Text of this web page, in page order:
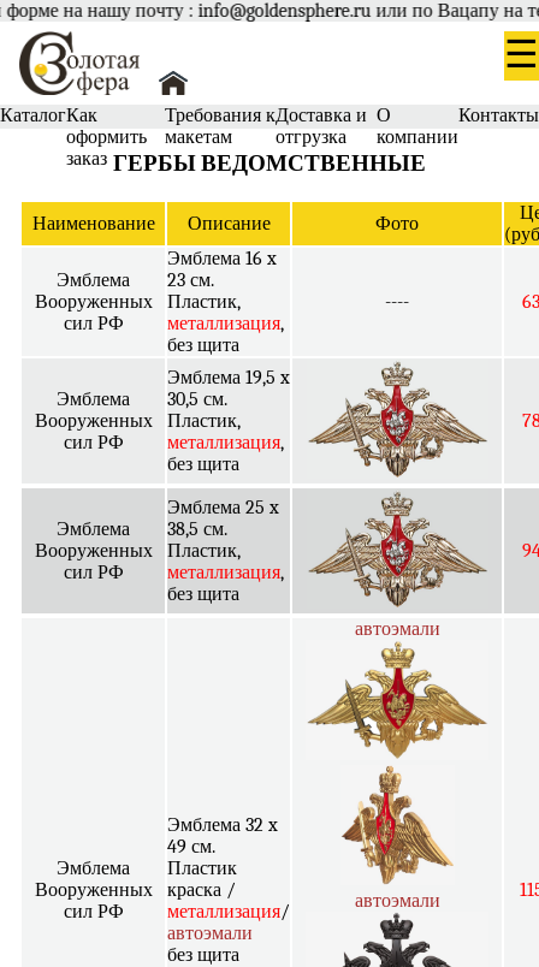
почту : info@goldensphere.ru или по Вацапу на тел. +7
☰
КаталогКак
оформить
заказ
Требования к
макетам
Доставка и
отгрузка
О
компании
Контакты
ГЕРБЫ ВЕДОМСТВЕННЫЕ
Наименование Описание Фото
Эмблема
Вооруженных
сил РФ
Эмблема 16 x
23 см.
Пластик,
металлизация,
без щита
----
Эмблема
Вооруженных
сил РФ
Эмблема 19,5 x
30,5 см.
Пластик,
металлизация,
без щита
Эмблема
Вооруженных
сил РФ
Эмблема 25 x
38,5 см.
Пластик,
металлизация,
без щита
Эмблема
Вооруженных
сил РФ
Эмблема 32 x
49 см.
Пластик
краска /
металлизация/
автоэмали
без щита
автоэмали
автоэмали